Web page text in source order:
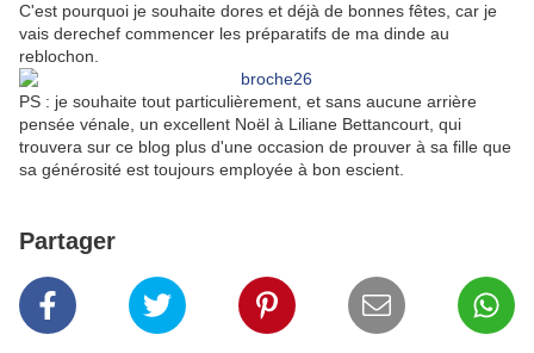
C'est pourquoi je souhaite dores et déjà de bonnes fêtes, car je
vais derechef commencer les préparatifs de ma dinde au
reblochon.
PS : je souhaite tout particulièrement, et sans aucune arrière
pensée vénale, un excellent Noël à Liliane Bettancourt, qui
trouvera sur ce blog plus d'une occasion de prouver à sa fille que
sa générosité est toujours employée à bon escient.
Partager